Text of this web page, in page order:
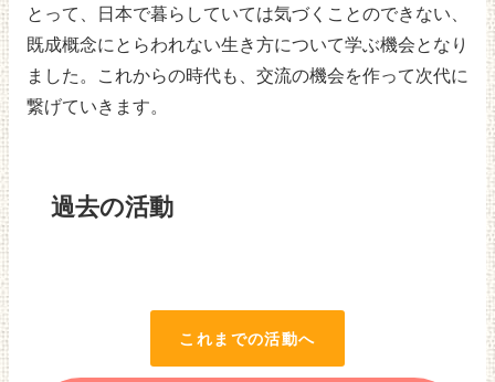
とって、日本で暮らしていては気づくことのできない、
既成概念にとらわれない生き方について学ぶ機会となり
ました。これからの時代も、交流の機会を作って次代に
繋げていきます。
過去の活動
これまでの活動へ